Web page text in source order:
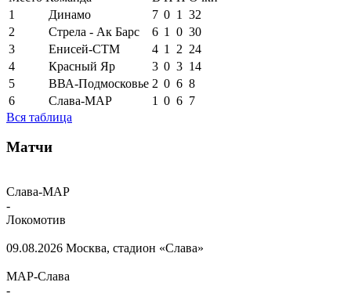
1
Динамо 7 0 1
32
2
Стрела - Ак Барс 6 1 0 30
3
Енисей-СТМ 4 1 2 24
4
Красный Яр 3 0 3 14
5
ВВА-Подмосковье 2 0 6 8
6
Слава-МАР 1 0 6 7
Вся таблица
Матчи
Слава-МАР
-
Локомотив
09.08.2026 Москва, стадион «Слава»
МАР-Слава